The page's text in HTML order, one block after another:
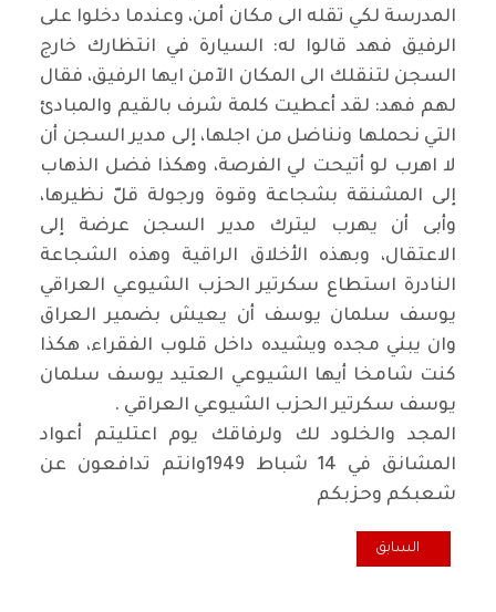
المدرسة لكي تقله الى مكان أمن، وعندما دخلوا على
الرفيق فهد قالوا له: السيارة في انتظارك خارج
السجن لتنقلك الى المكان الآمن ايها الرفيق، فقال
لهم فهد: لقد أعطيت كلمة شرف بالقيم والمبادئ
التي نحملها ونناضل من اجلها، إلى مدير السجن أن
لا اهرب لو أتيحت لي الفرصة، وهكذا فضل الذهاب
إلى المشنقة بشجاعة وقوة ورجولة قلّ نظيرها،
وأبى أن يهرب ليترك مدير السجن عرضة إلى
الاعتقال، وبهذه الأخلاق الراقية وهذه الشجاعة
النادرة استطاع سكرتير الحزب الشيوعي العراقي
يوسف سلمان يوسف أن يعيش بضمير العراق
وان يبني مجده ويشيده داخل قلوب الفقراء، هكذا
كنت شامخا أيها الشيوعي العتيد يوسف سلمان
يوسف سكرتير الحزب الشيوعي العراقي .
المجد والخلود لك ولرفاقك يوم اعتليتم أعواد
المشانق في 14 شباط 1949وانتم تدافعون عن
شعبكم وحزبكم
المقال السابق: الشهيد كفاح كيشان.. إستشهاد مؤلم وقبر مجهول في
السابق